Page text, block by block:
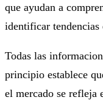
que ayudan a
identificar tendencias
Todas las
principio establece
el mercado se refleja